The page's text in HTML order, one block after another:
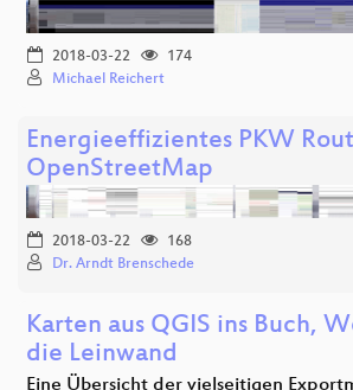
2018-03-22
174
Michael Reichert
Energieeffizientes PKW
OpenStreetMap
2018-03-22
168
Dr. Arndt Brenschede
Karten aus QGIS ins Buch,
die Leinwand